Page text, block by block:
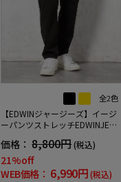
全2色
【EDWINジャージーズ】イージ
ーパンツストレッチEDWINJERS
価格： 8,800円(税込)
21%off
WEB価格： 6,990円(税込)